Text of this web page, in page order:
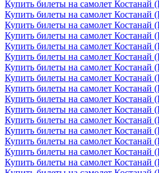
Купить билеты на самолет
Купить билеты на самолет Костанай
Купить билеты на самолет Костанай
Купить билеты на самолет Костанай
Купить билеты на самолет Костанай
Купить билеты на самолет Костанай
Купить билеты на самолет
Купить билеты на самолет Костанай
Купить билеты на самолет
Купить билеты на самолет Костанай
Купить билеты на самолет
Купить билеты на самолет
Купить билеты на самолет
Купить билеты на самолет
Купить билеты на самолет Костанай
Купить билеты на самолет